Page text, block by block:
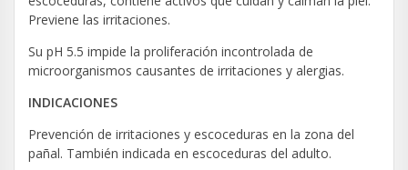
Previene las irritaciones.
Su pH 5.5 impide la proliferación incontrolada de
microorganismos causantes de irritaciones y alergias.
INDICACIONES
Prevención de irritaciones y escoceduras en la zona del
pañal. También indicada en escoceduras del adulto.